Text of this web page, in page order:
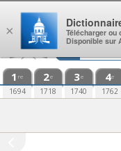
Aller au contenu
1 re
1694
2e
1718
3e
1740
4e
1762
×
Télécharger ou
Disponible sur